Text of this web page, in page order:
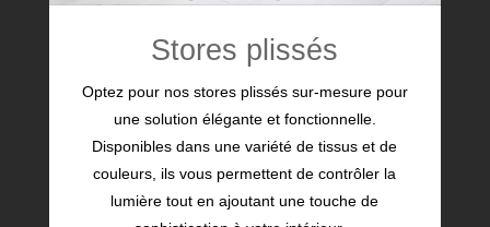
Stores plissés
Optez pour nos stores plissés sur-mesure pour
une solution élégante et fonctionnelle.
Disponibles dans une variété de tissus et de
couleurs, ils vous permettent de contrôler la
lumière tout en ajoutant une touche de